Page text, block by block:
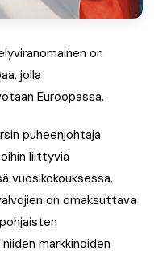
on
jolla
Euroopassa.
puheenjohtaja
liittyviä
vuosikokouksessa.
on omaksuttava
markkinoiden